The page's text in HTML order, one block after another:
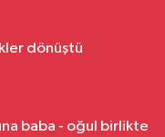
dönüştü
baba - oğul birlikte